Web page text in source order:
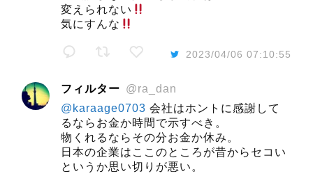
変えられない
気にすんな
2023/04/06 07:10:55
フィルター @ra_dan
@karaage0703 会社はホントに感謝して
るならお金か時間で示すべき。
物くれるならその分お金か休み。
日本の企業はここのところが昔からセコい
というか思い切りが悪い。